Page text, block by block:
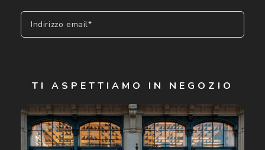
Indirizzo email*
Cliccando su "Iscriviti", confermo di avere più di 16 anni e
acconsento all'utilizzo dei miei Dati Personali da parte di
Luxottica Group S.p.A. per l'invio di offerte speciali, novità
ed altre comunicazioni di carattere pubblicitario (consultare
Informativa sulla privacyper ulteriori informazioni).
TI ASPETTIAMO IN NEGOZIO